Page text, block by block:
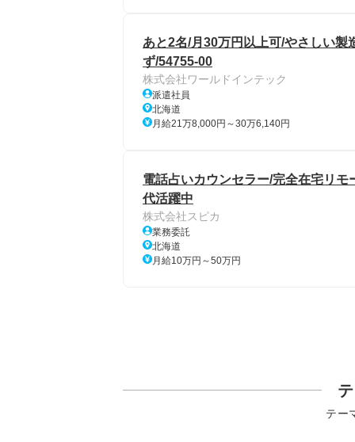
あと2名/月30万円以上可/やさしい
ず/54755-00
株式会社ワールドインテック
派遣社員
北海道
月給21万8,000円～30万6,140円
電話占いカウンセラー/完全在宅リ
代活躍中
株式会社スピカ
業務委託
北海道
月給10万円～50万円
テー